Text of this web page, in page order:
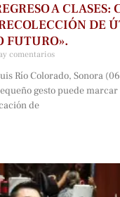
A
DE
FUTURO».
comentarios
Río Colorado, Sonora
gesto puede
de